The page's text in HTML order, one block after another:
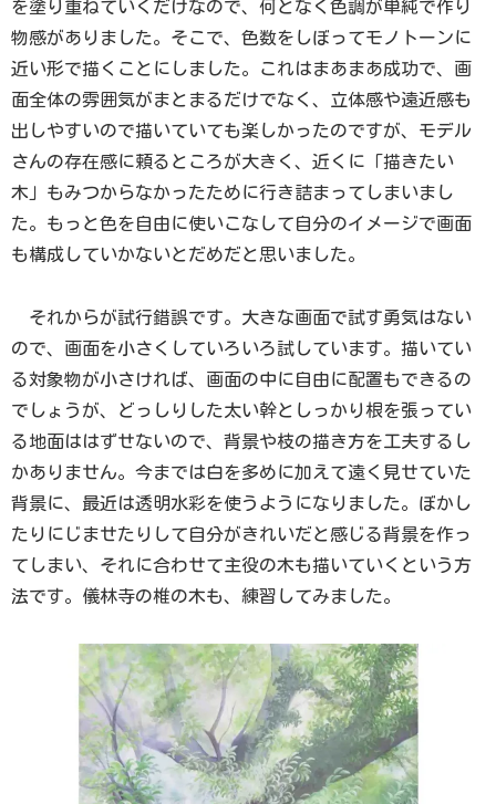
を塗り重ねていくだけなので、何となく色調が単純で作り
物感がありました。そこで、色数をしぼってモノトーンに
近い形で描くことにしました。これはまあまあ成功で、画
面全体の雰囲気がまとまるだけでなく、立体感や遠近感も
出しやすいので描いていても楽しかったのですが、モデル
さんの存在感に頼るところが大きく、近くに「描きたい
木」もみつからなかったために行き詰まってしまいまし
た。もっと色を自由に使いこなして自分のイメージで画面
も構成していかないとだめだと思いました。
それからが試行錯誤です。大きな画面で試す勇気はない
ので、画面を小さくしていろいろ試しています。描いてい
る対象物が小さければ、画面の中に自由に配置もできるの
でしょうが、どっしりした太い幹としっかり根を張ってい
る地面ははずせないので、背景や枝の描き方を工夫するし
かありません。今までは白を多めに加えて遠く見せていた
背景に、最近は透明水彩を使うようになりました。ぼかし
たりにじませたりして自分がきれいだと感じる背景を作っ
てしまい、それに合わせて主役の木も描いていくという方
法です。儀林寺の椎の木も、練習してみました。